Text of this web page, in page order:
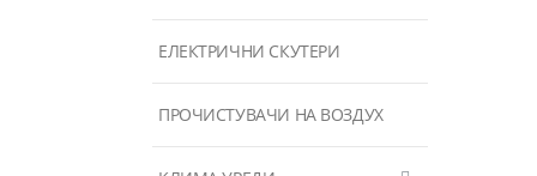
ЕЛЕКТРИЧНИ СКУТЕРИ
ПРОЧИСТУВАЧИ НА ВОЗДУХ